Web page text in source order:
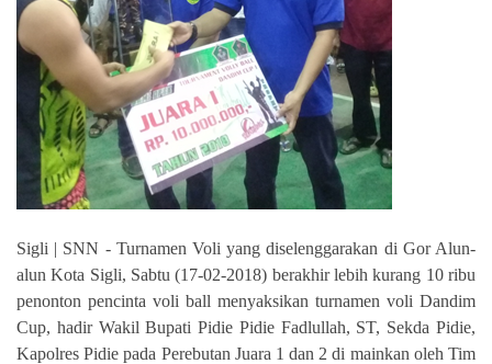
Sigli | SNN - Turnamen Voli yang diselenggarakan di Gor Alun-
alun Kota Sigli, Sabtu (17-02-2018) berakhir lebih kurang 10 ribu
penonton pencinta voli ball menyaksikan turnamen voli Dandim
Cup, hadir Wakil Bupati Pidie Pidie Fadlullah, ST, Sekda Pidie,
Kapolres Pidie pada Perebutan Juara 1 dan 2 di mainkan oleh Tim